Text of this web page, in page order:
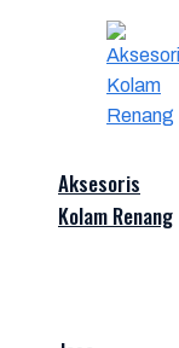
Aksesoris
Kolam Renang